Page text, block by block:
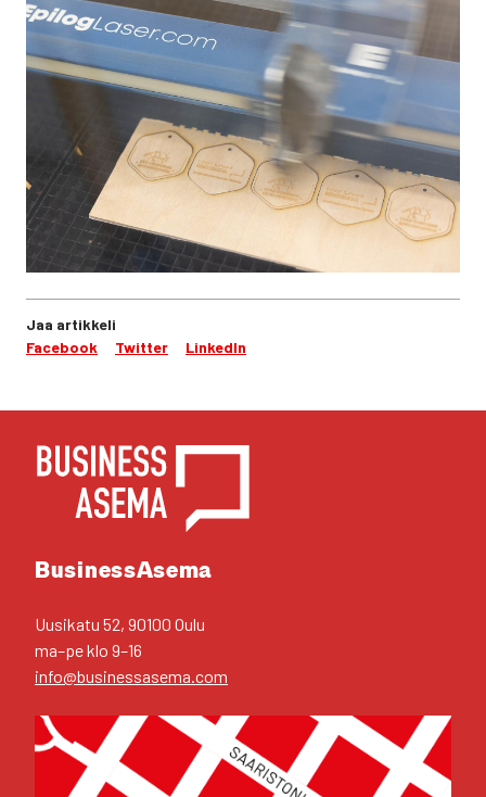
Jaa artikkeli
Facebook
Twitter LinkedIn
YHTEYS­TIE­DOT
Business­Asema
Uusi­ka­tu 52, 90100 Oulu
ma–pe klo 9–16
info@businessasema.com